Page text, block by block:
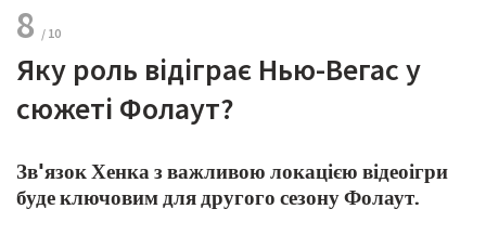
8
Яку роль відіграє Нью-Вегас у
сюжеті Фолаут?
Зв'язок Хенка з важливою локацією відеоігри
буде ключовим для другого сезону Фолаут.